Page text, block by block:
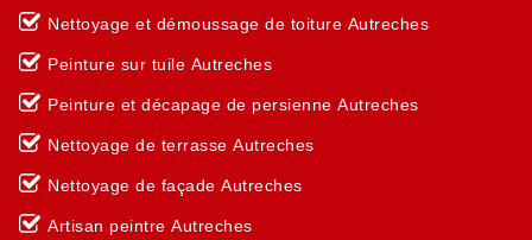
Nettoyage et démoussage de toiture Autreches
Peinture sur tuile Autreches
Peinture et décapage de persienne Autreches
Nettoyage de terrasse Autreches
Nettoyage de façade Autreches
Artisan peintre Autreches